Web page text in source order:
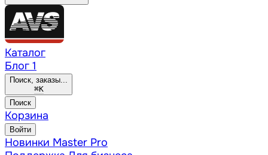
Каталог
Блог 1
Поиск, заказы...
⌘K
Поиск
Корзина
Войти
Новинки Master Pro